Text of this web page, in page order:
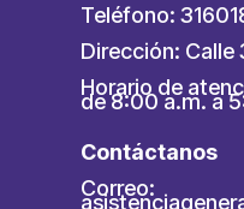
Teléfono:
Dirección: Calle
Horario de
de 8:00 a.m. a
Contáctanos
Correo: